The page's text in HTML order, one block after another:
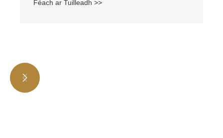
Féach ar Tuilleadh >>

